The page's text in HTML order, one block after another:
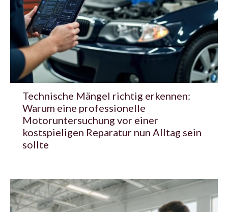
Technische Mängel richtig erkennen:
Warum eine professionelle
Motoruntersuchung vor einer
kostspieligen Reparatur nun Alltag sein
sollte